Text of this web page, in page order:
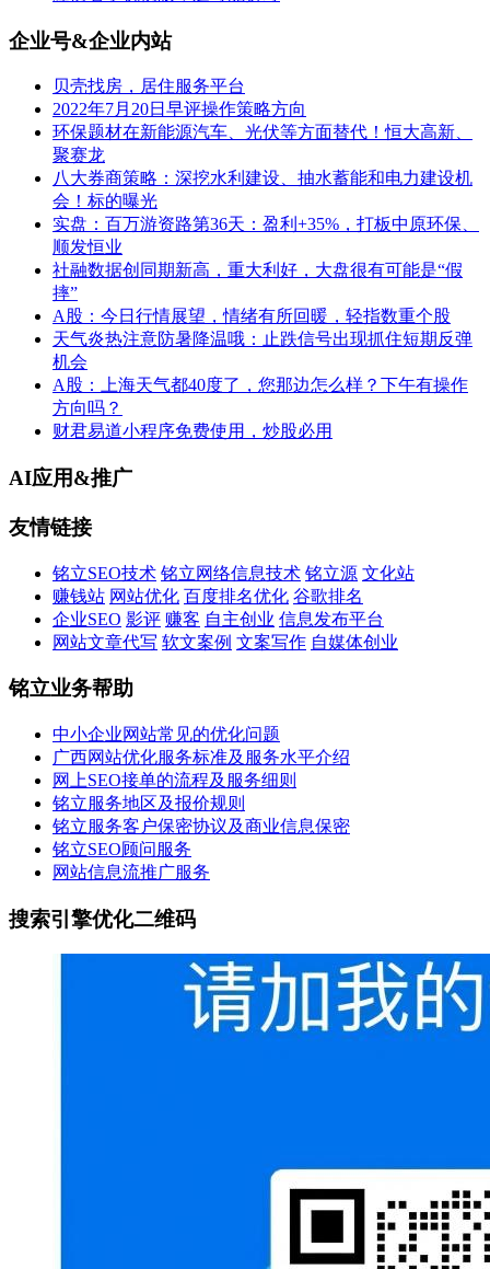
企业号&企业内站
贝壳找房，居住服务平台
2022年7月20日早评操作策略方向
环保题材在新能源汽车、光伏等方面替代！恒大高新、
聚赛龙
八大券商策略：深挖水利建设、抽水蓄能和电力建设机
会！标的曝光
实盘：百万游资路第36天：盈利+35%，打板中原环保、
顺发恒业
社融数据创同期新高，重大利好，大盘很有可能是“假
摔”
A股：今日行情展望，情绪有所回暖，轻指数重个股
天气炎热注意防暑降温哦：止跌信号出现抓住短期反弹
机会
A股：上海天气都40度了，您那边怎么样？下午有操作
方向吗？
财君易道小程序免费使用，炒股必用
AI应用&推广
友情链接
铭立SEO技术 铭立网络信息技术 铭立源 文化站
赚钱站 网站优化 百度排名优化 谷歌排名
企业SEO 影评 赚客 自主创业 信息发布平台
网站文章代写 软文案例 文案写作 自媒体创业
铭立业务帮助
中小企业网站常见的优化问题
广西网站优化服务标准及服务水平介绍
网上SEO接单的流程及服务细则
铭立服务地区及报价规则
铭立服务客户保密协议及商业信息保密
铭立SEO顾问服务
网站信息流推广服务
搜索引擎优化二维码